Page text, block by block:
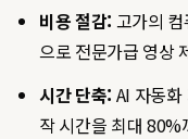
비용 절감: 고가의
으로 전문가급 영상
시간 단축: AI 자동
작 시간을 최대